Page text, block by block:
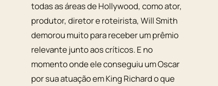
todas as áreas de Hollywood, como ator,
produtor, diretor e roteirista, Will Smith
demorou muito para receber um prêmio
relevante junto aos críticos. E no
momento onde ele conseguiu um Oscar
por sua atuação em King Richard o que